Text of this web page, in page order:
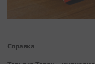
Справка